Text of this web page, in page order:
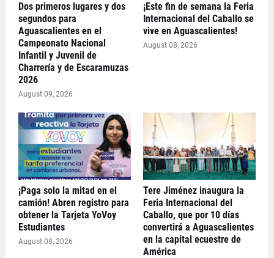
Dos primeros lugares y dos
segundos para
Aguascalientes en el
Campeonato Nacional
Infantil y Juvenil de
Charrería y de Escaramuzas
2026
August 09, 2026
¡Este fin de semana la Feria
Internacional del Caballo se
vive en Aguascalientes!
August 08, 2026
¡Paga solo la mitad en el
camión! Abren registro para
obtener la Tarjeta YoVoy
Estudiantes
August 08, 2026
Tere Jiménez inaugura la
Feria Internacional del
Caballo, que por 10 días
convertirá a Aguascalientes
en la capital ecuestre de
América